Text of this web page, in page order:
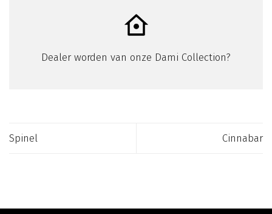
Dealer worden van onze Dami Collection?
Spinel Cinnabar